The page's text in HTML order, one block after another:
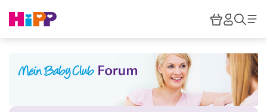
HiPP